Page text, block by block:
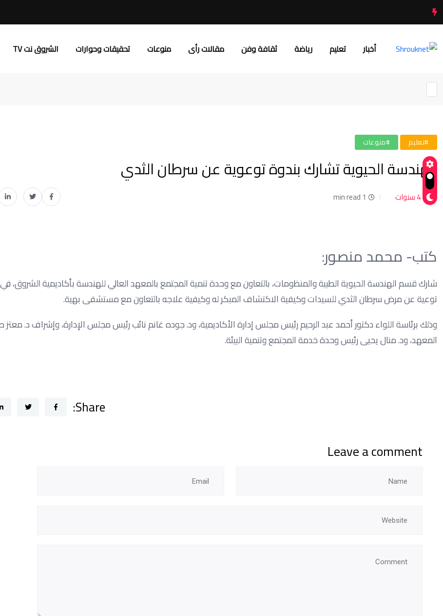
أخبار تعليم رياضة ثقافة وفن مقالات رأى منوعات تحقيقات وحوارات الشروق نت TV
#تعليم #منوعات
الهندسة الحيوية تشارك بندوة توعوية عن سرطان الثدي
4 سنوات 1 min read
كتب- محمد منصور:
شارك قسم الهندسة الحيوية الطبية والمنظومات، بالتعاون مع وحدة تنمية المجتمع بالمعهد العالي للهندسة بأكاديمية الشروق،
توعية عن مرض سرطان الثدي للسيدات وكيفية الاكتشاف المبكر له وكيفية علاجه بالتعاون مع مستشفى بهية.
وذلك برئاسة اللواء دكتور أحمد عبد الرحيم رئيس مجلس إدارة الأكاديمية، ود. جوده غانم نائب رئيس مجلس الإدارة، وإشراف د. معتز
المعهد، ود. منال يحيى رئيس وحدة خدمة المجتمع وتنمية البيئة.
Share:
Leave a comment